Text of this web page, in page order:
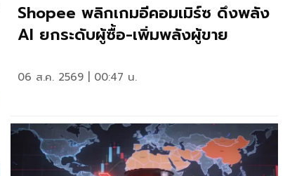
Shopee พลิกเกมอีคอมเมิร์ซ ดึงพลัง
AI ยกระดับผู้ซื้อ-เพิ่มพลังผู้ขาย
06 ส.ค. 2569 | 00:47 น.